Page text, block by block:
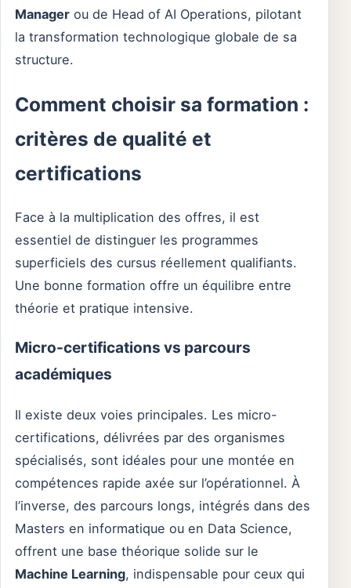
Manager ou de Head of AI Operations, pilotant
la transformation technologique globale de sa
structure.
Comment choisir sa formation :
critères de qualité et
certifications
Face à la multiplication des offres, il est
essentiel de distinguer les programmes
superficiels des cursus réellement qualifiants.
Une bonne formation offre un équilibre entre
théorie et pratique intensive.
Micro-certifications vs parcours
académiques
Il existe deux voies principales. Les micro-
certifications, délivrées par des organismes
spécialisés, sont idéales pour une montée en
compétences rapide axée sur l’opérationnel. À
l’inverse, des parcours longs, intégrés dans des
Masters en informatique ou en Data Science,
offrent une base théorique solide sur le
Machine Learning, indispensable pour ceux qui